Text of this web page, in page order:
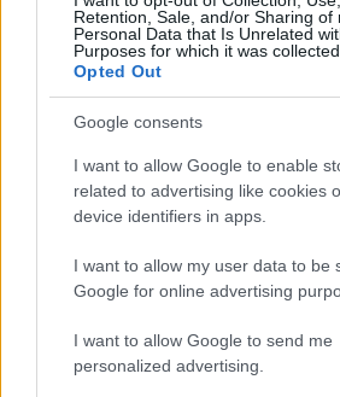
Retention, Sale, and/or Sharing of
Personal Data that Is Unrelated
Purposes for which it was collected.
Opted Out
Google consents
I want to allow Google to enable
related to advertising like cookies
device identifiers in apps.
I want to allow my user data to be
Google for online advertising
I want to allow Google to send me
personalized advertising.
Με την πανδημία να ταλανίζει τον πλανήτη και
αποτελούν μεγάλο ερωτηματικό, μια αεροπορική
το ερωτηματικό στις...